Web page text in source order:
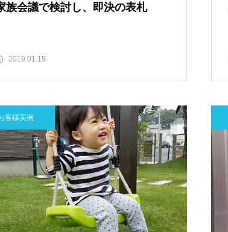
族会議で検討し、即決の表札
2019.01.15
客様実例